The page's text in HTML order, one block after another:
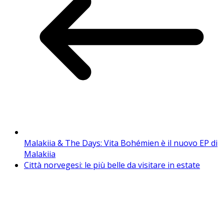
Malakiia & The Days: Vita Bohémien è il nuovo EP di
Malakiia
Città norvegesi: le più belle da visitare in estate